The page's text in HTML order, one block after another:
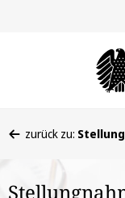
befinden
hier:
zurück zu: